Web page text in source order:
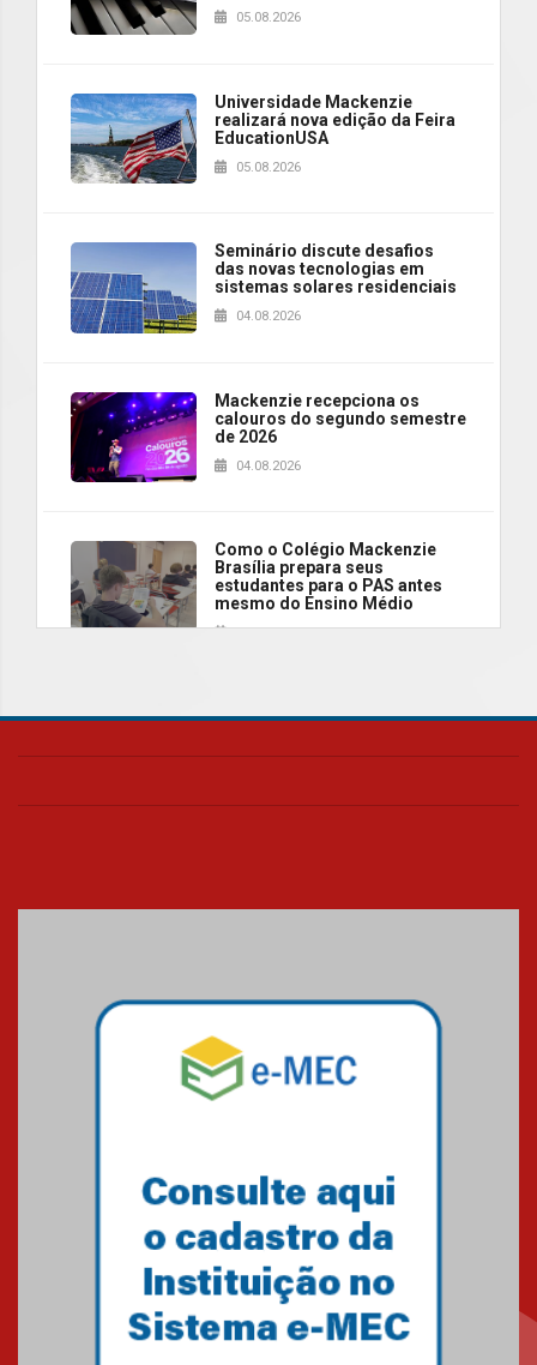
05.08.2026
Universidade Mackenzie
realizará nova edição da Feira
EducationUSA
05.08.2026
Seminário discute desafios
das novas tecnologias em
sistemas solares residenciais
04.08.2026
Mackenzie recepciona os
calouros do segundo semestre
de 2026
04.08.2026
Como o Colégio Mackenzie
Brasília prepara seus
estudantes para o PAS antes
mesmo do Ensino Médio
Como os pais podem investir
escola
Professora do Mackenzie é
finalista do Prêmio Jabuti com
obra sobre ética e arquitetura
contemporânea
Semana Internacional
Mackenzie promove parcerias
internacionais
03.08.2026